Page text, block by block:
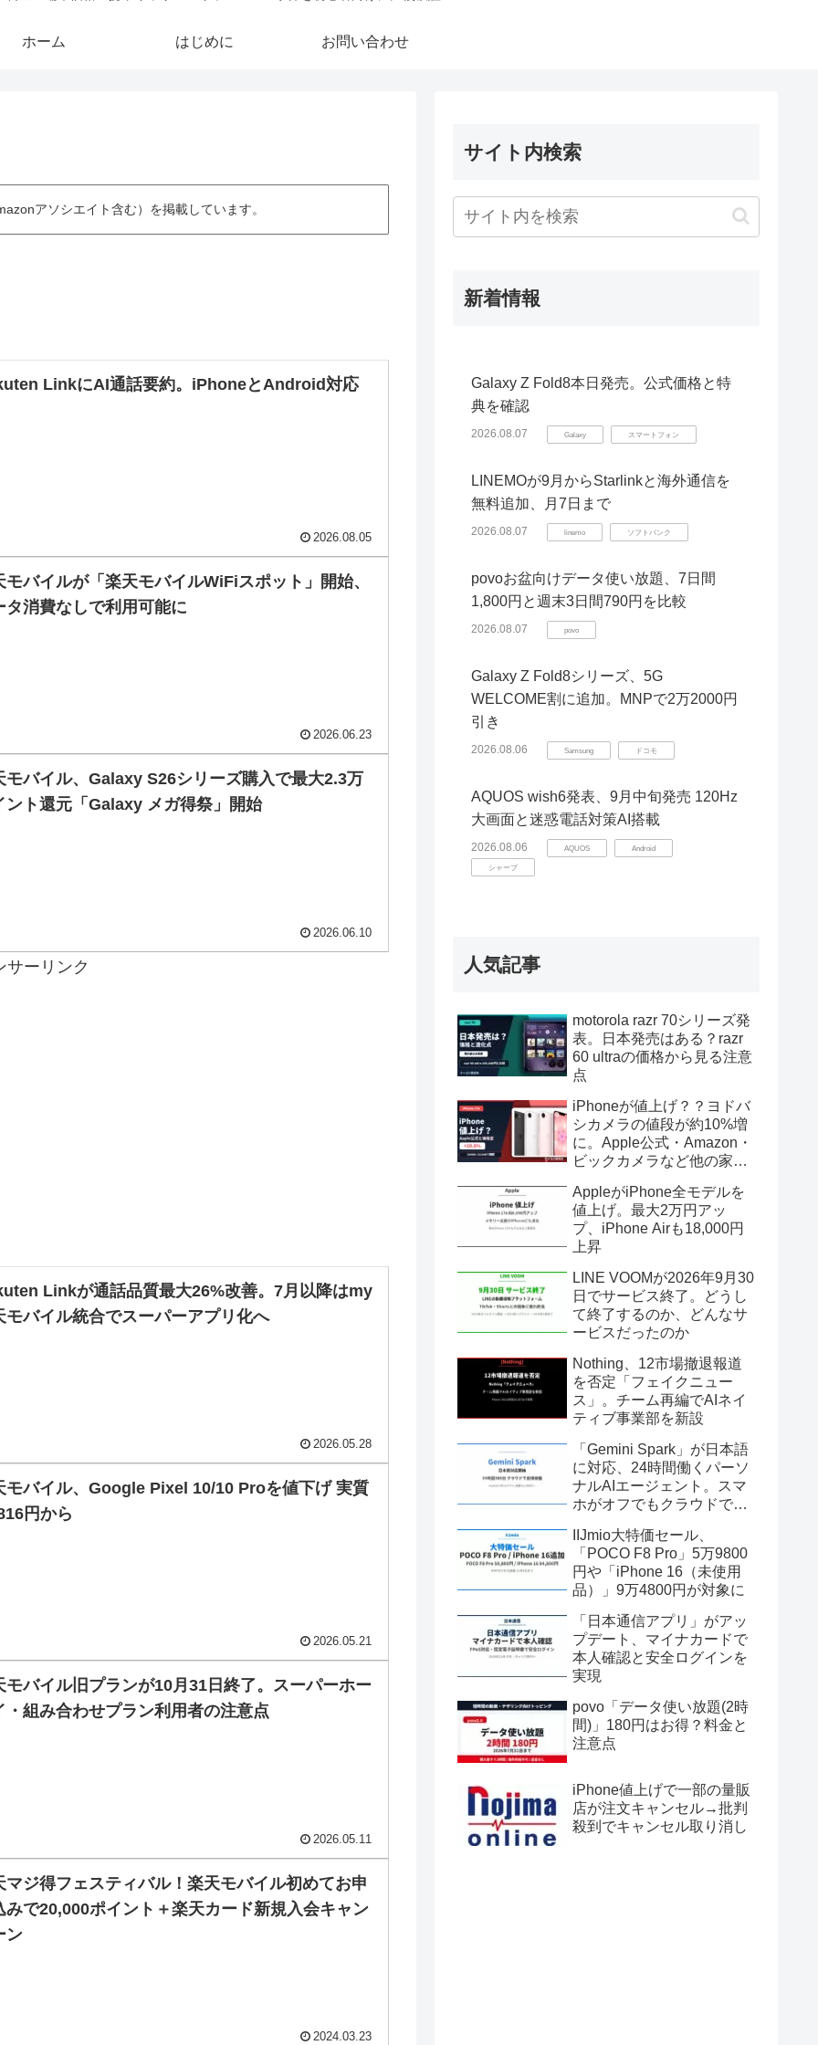
ホーム はじめに お問い合わせ
アソシエイト含む）を掲載しています。
LinkにAI通話要約。iPhoneとAndroid対応
2026.08.05
モバイルが「楽天モバイルWiFiスポット」開始、
タ消費なしで利用可能に
2026.06.23
モバイル、Galaxy S26シリーズ購入で最大2.3万
ント還元「Galaxy メガ得祭」開始
2026.06.10
サーリンク
Linkが通話品質最大26%改善。7月以降はmy
モバイル統合でスーパーアプリ化へ
2026.05.28
モバイル、Google Pixel 10/10 Proを値下げ 実質
円から
2026.05.21
モバイル旧プランが10月31日終了。スーパーホー
・組み合わせプラン利用者の注意点
2026.05.11
マジ得フェスティバル！楽天モバイル初めてお申
みで20,000ポイント＋楽天カード新規入会キャン
ン
2024.03.23
サイト内検索
新着情報
Galaxy Z Fold8本日発売。公式価格と特
典を確認
2026.08.07 Galaxy スマートフォン
LINEMOが9月からStarlinkと海外通信を
無料追加、月7日まで
2026.08.07 linemo ソフトバンク
povoお盆向けデータ使い放題、7日間
1,800円と週末3日間790円を比較
2026.08.07 povo
Galaxy Z Fold8シリーズ、5G
WELCOME割に追加。MNPで2万2000円
引き
2026.08.06 Samsung ドコモ
AQUOS wish6発表、9月中旬発売 120Hz
大画面と迷惑電話対策AI搭載
2026.08.06 AQUOS Android
シャープ
人気記事
motorola razr 70シリーズ発
表。日本発売はある？razr
60 ultraの価格から見る注意
点
iPhoneが値上げ？？ヨドバ
シカメラの値段が約10%増
に。Apple公式・Amazon・
ビックカメラなど他の家電
AppleがiPhone全モデルを
値上げ。最大2万円アッ
プ、iPhone Airも18,000円
上昇
LINE VOOMが2026年9月30
日でサービス終了。どうし
て終了するのか、どんなサ
ービスだったのか
Nothing、12市場撤退報道
を否定「フェイクニュー
ス」。チーム再編でAIネイ
ティブ事業部を新設
「Gemini Spark」が日本語
に対応、24時間働くパーソ
ナルAIエージェント。スマ
ホがオフでもクラウドで自
IIJmio大特価セール、
「POCO F8 Pro」5万9800
円や「iPhone 16（未使用
品）」9万4800円が対象に
「日本通信アプリ」がアッ
プデート、マイナカードで
本人確認と安全ログインを
実現
povo「データ使い放題(2時
間)」180円はお得？料金と
注意点
iPhone値上げで一部の量販
店が注文キャンセル→批判
殺到でキャンセル取り消し